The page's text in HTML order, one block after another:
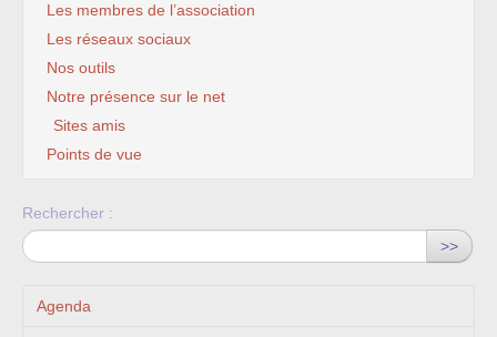
Les membres de l’association
Les réseaux sociaux
Nos outils
Notre présence sur le net
Sites amis
Points de vue
Rechercher :
>>
Agenda